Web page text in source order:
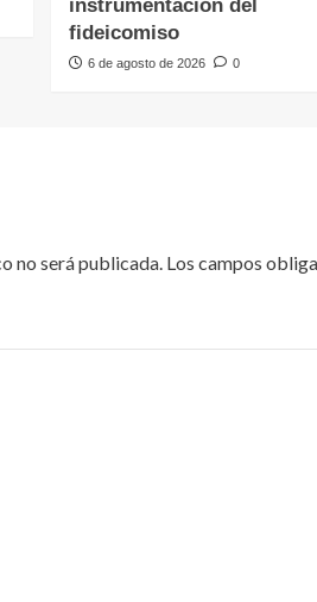
instrumentación del
fideicomiso
6 de agosto de 2026 0
no será publicada. Los campos